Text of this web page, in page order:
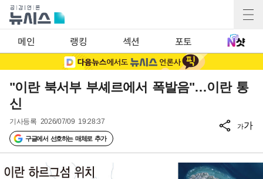
메인 랭킹 섹션 포토
"이란 북서부 부셰르에서 폭발음"…이란 통
신
기사등록 2026/07/09 19:28:37
구글에서 선호하는 매체로 추가
가가